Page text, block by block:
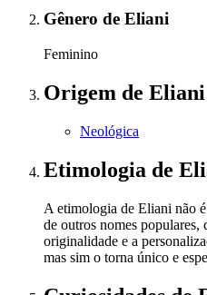
Gênero de Eliani
Feminino
Origem de Eliani
Neológica
Etimologia de
A etimologia de Eliani não
de outros nomes
originalidade e a
mas sim o torna único e